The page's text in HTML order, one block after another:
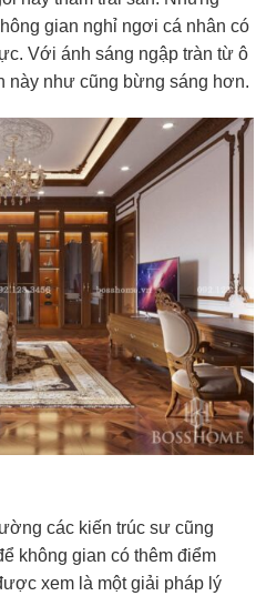
gian nghỉ ngơi cá nhân có
Với ánh sáng ngập tràn từ ô
này như cũng bừng sáng hơn.
các kiến trúc sư cũng
không gian có thêm điểm
xem là một giải pháp lý